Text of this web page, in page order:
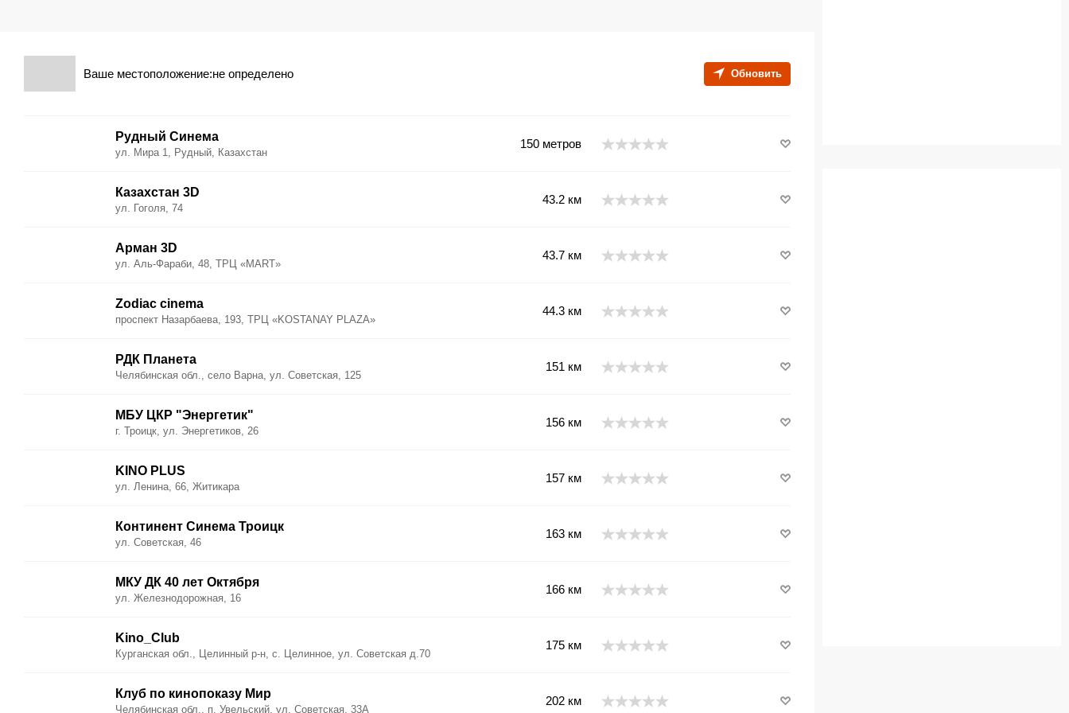
Ваше местоположение:не определено Обновить
Рудный Синема
ул. Мира 1, Рудный, Казахстан
150 метров
Казахстан 3D
ул. Гоголя, 74
43.2 км
Арман 3D
ул. Аль-Фараби, 48, ТРЦ «MART»
43.7 км
Zodiac cinema
проспект Назарбаева, 193, ТРЦ «KOSTANAY PLAZA»
44.3 км
РДК Планета
Челябинская обл., село Варна, ул. Советская, 125
151 км
МБУ ЦКР "Энергетик"
г. Троицк, ул. Энергетиков, 26
156 км
KINO PLUS
ул. Ленина, 66, Житикара
157 км
Континент Синема Троицк
ул. Советская, 46
163 км
МКУ ДК 40 лет Октября
ул. Железнодорожная, 16
166 км
Kino_Club
Курганская обл., Целинный р-н, с. Целинное, ул. Советская д.70
175 км
Клуб по кинопоказу Мир
Челябинская обл., п. Увельский, ул. Советская, 33А
202 км